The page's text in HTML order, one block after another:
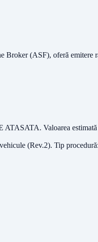
Broker (ASF), oferă emitere
ATASATA. Valoarea
(Rev.2). Tip procedură: